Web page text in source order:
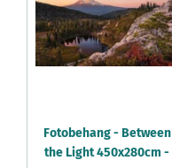
Fotobehang - Between
the Light 450x280cm -